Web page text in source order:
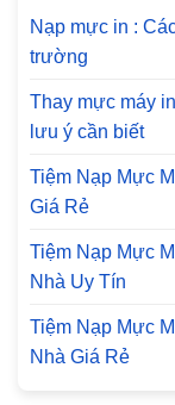
Nạp mực in :
trường
Thay mực máy
lưu ý cần biết
Tiệm Nạp Mực
Giá Rẻ
Tiệm Nạp Mực
Nhà Uy Tín
Tiệm Nạp Mực
Nhà Giá Rẻ